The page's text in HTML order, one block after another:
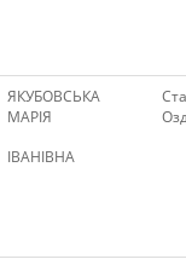
ЯКУБОВСЬКА
МАРІЯ
ІВАНІВНА